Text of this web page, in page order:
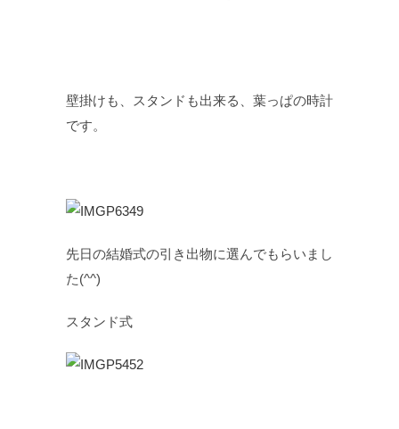
壁掛けも、スタンドも出来る、葉っぱの時計
です。
先日の結婚式の引き出物に選んでもらいまし
た(^^)
スタンド式